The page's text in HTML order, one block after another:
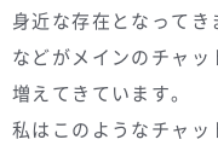
身近な存在となって
などがメインのチャ
増えてきています。
私はこのようなチャ